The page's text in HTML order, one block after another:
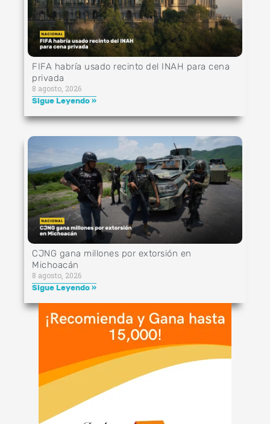
FIFA habría usado recinto del INAH para cena
privada
8 agosto, 2026
Sigue Leyendo »
CJNG gana millones por extorsión en
Michoacán
8 agosto, 2026
Sigue Leyendo »